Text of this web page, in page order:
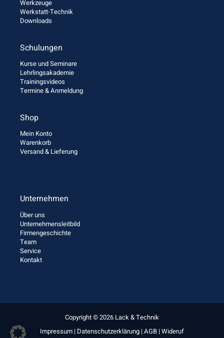
Werkzeuge
Werkstatt-Technik
Downloads
Schulungen
Kurse und Seminare
Lehrlingsakademie
Trainingsvideos
Termine & Anmeldung
Shop
Mein Konto
Warenkorb
Versand & Lieferung
Unternehmen
Über uns
Unternehmensleitbild
Firmengeschichte
Team
Service
Kontakt
Copyright © 2026 Lack & Technik
Impressum | Datenschutzerklärung | AGB | Wideruf